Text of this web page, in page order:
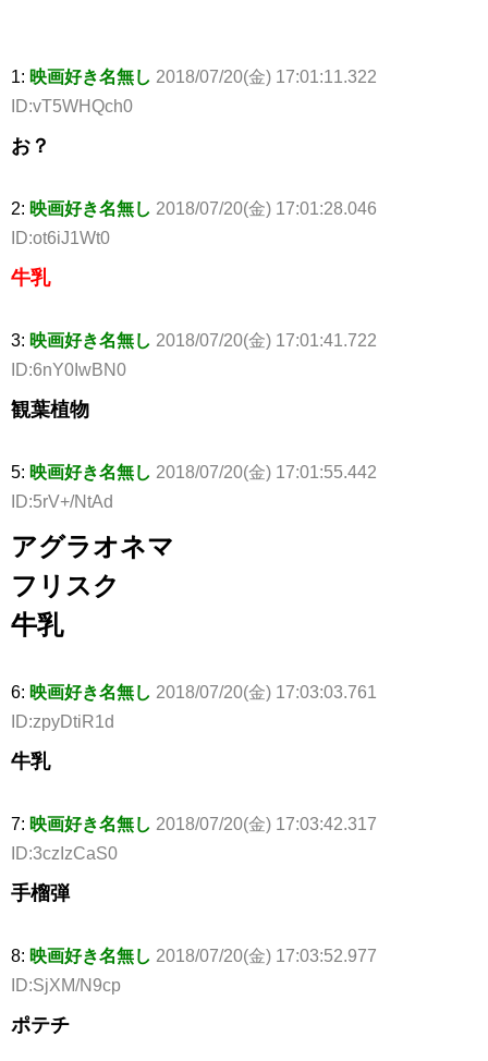
1: 映画好き名無し 2018/07/20(金) 17:01:11.322
ID:vT5WHQch0
お？
2: 映画好き名無し 2018/07/20(金) 17:01:28.046
ID:ot6iJ1Wt0
牛乳
3: 映画好き名無し 2018/07/20(金) 17:01:41.722
ID:6nY0IwBN0
観葉植物
5: 映画好き名無し 2018/07/20(金) 17:01:55.442
ID:5rV+/NtAd
アグラオネマ
フリスク
牛乳
6: 映画好き名無し 2018/07/20(金) 17:03:03.761
ID:zpyDtiR1d
牛乳
7: 映画好き名無し 2018/07/20(金) 17:03:42.317
ID:3czIzCaS0
手榴弾
8: 映画好き名無し 2018/07/20(金) 17:03:52.977
ID:SjXM/N9cp
ポテチ